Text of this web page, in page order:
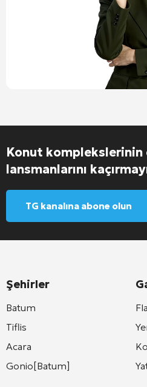
Konut
lansmanlarını
TG kanalına abone olun
Şehirler
Batum
Tiflis
Acara
Gonio[Batum]